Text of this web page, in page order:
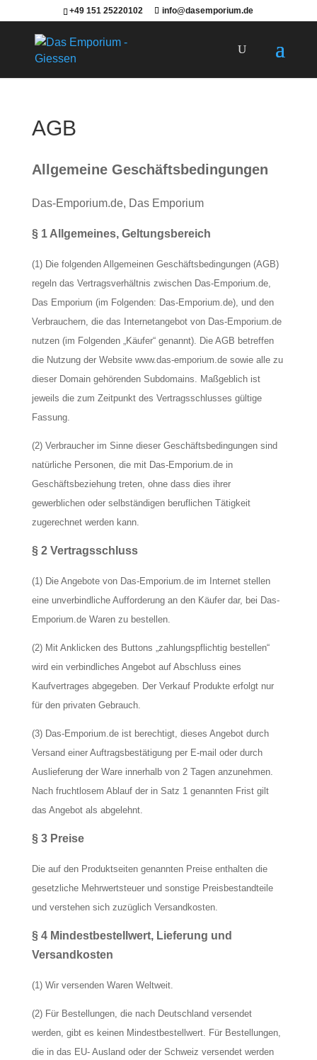
+49 151 25220102 info@dasemporium.de
AGB
Allgemeine Geschäftsbedingungen
Das-Emporium.de, Das Emporium
§ 1 Allgemeines, Geltungsbereich
(1) Die folgenden Allgemeinen Geschäftsbedingungen (AGB)
regeln das Vertragsverhältnis zwischen Das-Emporium.de,
Das Emporium (im Folgenden: Das-Emporium.de), und den
Verbrauchern, die das Internetangebot von Das-Emporium.de
nutzen (im Folgenden „Käufer“ genannt). Die AGB betreffen
die Nutzung der Website www.das-emporium.de sowie alle zu
dieser Domain gehörenden Subdomains. Maßgeblich ist
jeweils die zum Zeitpunkt des Vertragsschlusses gültige
Fassung.
(2) Verbraucher im Sinne dieser Geschäftsbedingungen sind
natürliche Personen, die mit Das-Emporium.de in
Geschäftsbeziehung treten, ohne dass dies ihrer
gewerblichen oder selbständigen beruflichen Tätigkeit
zugerechnet werden kann.
§ 2 Vertragsschluss
(1) Die Angebote von Das-Emporium.de im Internet stellen
eine unverbindliche Aufforderung an den Käufer dar, bei Das-
Emporium.de Waren zu bestellen.
(2) Mit Anklicken des Buttons „zahlungspflichtig bestellen“
wird ein verbindliches Angebot auf Abschluss eines
Kaufvertrages abgegeben. Der Verkauf Produkte erfolgt nur
für den privaten Gebrauch.
(3) Das-Emporium.de ist berechtigt, dieses Angebot durch
Versand einer Auftragsbestätigung per E-mail oder durch
Auslieferung der Ware innerhalb von 2 Tagen anzunehmen.
Nach fruchtlosem Ablauf der in Satz 1 genannten Frist gilt
das Angebot als abgelehnt.
§ 3 Preise
Die auf den Produktseiten genannten Preise enthalten die
gesetzliche Mehrwertsteuer und sonstige Preisbestandteile
und verstehen sich zuzüglich Versandkosten.
§ 4 Mindestbestellwert, Lieferung und
Versandkosten
(1) Wir versenden Waren Weltweit.
(2) Für Bestellungen, die nach Deutschland versendet
werden, gibt es keinen Mindestbestellwert. Für Bestellungen,
die in das EU- Ausland oder der Schweiz versendet werden